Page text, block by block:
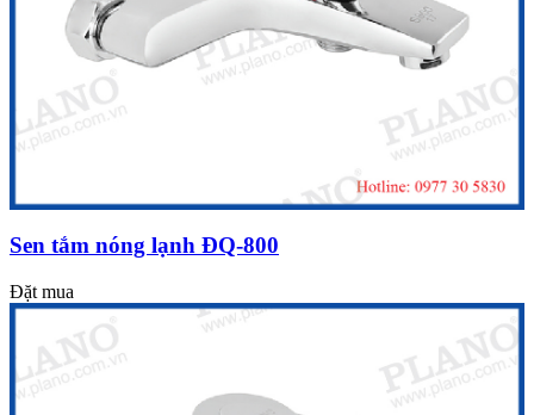
Sen tắm nóng lạnh ĐQ-800
Đặt mua